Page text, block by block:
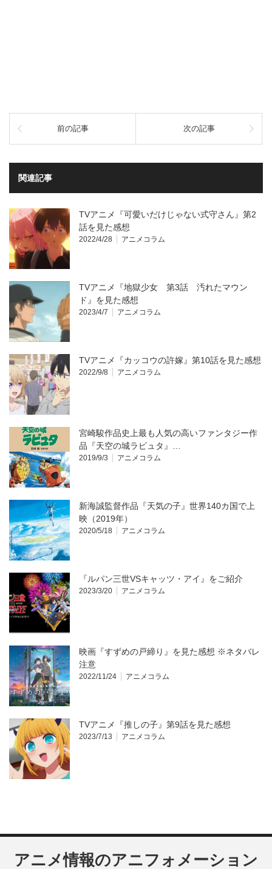
前の記事 次の記事
関連記事
TVアニメ『可愛いだけじゃない式守さん』第2
話を見た感想
2022/4/28 アニメコラム
TVアニメ『地獄少女 第3話 汚れたマウン
ド』を見た感想
2023/4/7 アニメコラム
TVアニメ『カッコウの許嫁』第10話を見た感想
2022/9/8 アニメコラム
宮崎駿作品史上最も人気の高いファンタジー作
品『天空の城ラピュタ』…
2019/9/3 アニメコラム
新海誠監督作品『天気の子』世界140カ国で上
映（2019年）
2020/5/18 アニメコラム
『ルパン三世VSキャッツ・アイ』をご紹介
2023/3/20 アニメコラム
映画『すずめの戸締り』を見た感想 ※ネタバレ
注意
2022/11/24 アニメコラム
TVアニメ『推しの子』第9話を見た感想
2023/7/13 アニメコラム
アニメ情報のアニフォメーション